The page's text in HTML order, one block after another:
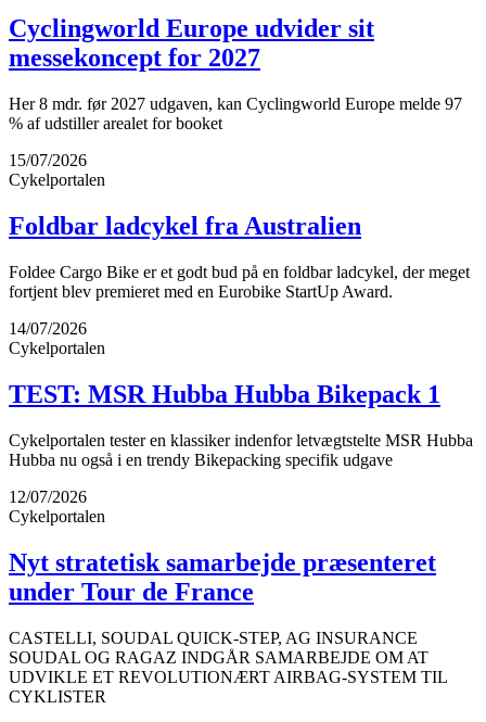
Cyclingworld Europe udvider sit
messekoncept for 2027
Her 8 mdr. før 2027 udgaven, kan Cyclingworld Europe melde 97
% af udstiller arealet for booket
15/07/2026
Cykelportalen
Foldbar ladcykel fra Australien
Foldee Cargo Bike er et godt bud på en foldbar ladcykel, der meget
fortjent blev premieret med en Eurobike StartUp Award.
14/07/2026
Cykelportalen
TEST: MSR Hubba Hubba Bikepack 1
Cykelportalen tester en klassiker indenfor letvægtstelte MSR Hubba
Hubba nu også i en trendy Bikepacking specifik udgave
12/07/2026
Cykelportalen
Nyt stratetisk samarbejde præsenteret
under Tour de France
CASTELLI, SOUDAL QUICK-STEP, AG INSURANCE
SOUDAL OG RAGAZ INDGÅR SAMARBEJDE OM AT
UDVIKLE ET REVOLUTIONÆRT AIRBAG-SYSTEM TIL
CYKLISTER